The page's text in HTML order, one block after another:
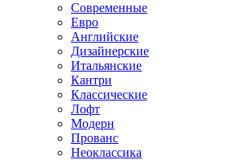
Современные
Евро
Английские
Дизайнерские
Итальянские
Кантри
Классические
Лофт
Модерн
Прованс
Неоклассика